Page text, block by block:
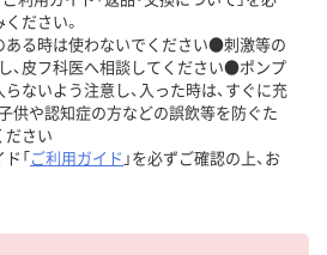
ださい。
ある時は使わないでください●刺激等の
、皮フ科医へ相談してください●ポンプ
ないよう注意し、入った時は、すぐに充
供や認知症の方などの誤飲等を防ぐた
ださい
「ご利用ガイド 」を必ずご確認の上、お